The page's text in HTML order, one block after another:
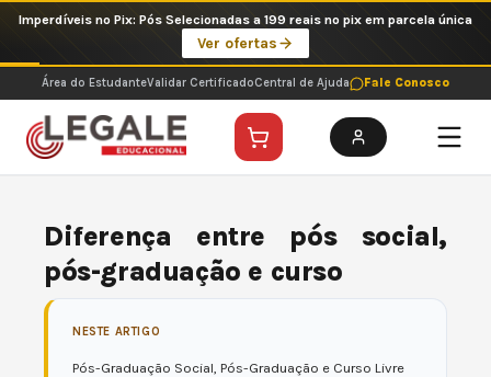
o
conteúdo
Imperdíveis no Pix: Pós Selecionadas a 199 reais no pix em parcela única
Ver ofertas
Área do EstudanteValidar CertificadoCentral de Ajuda Fale Conosco
Diferença entre pós social,
pós-graduação e curso
NESTE ARTIGO
Pós-Graduação Social, Pós-Graduação e Curso Livre